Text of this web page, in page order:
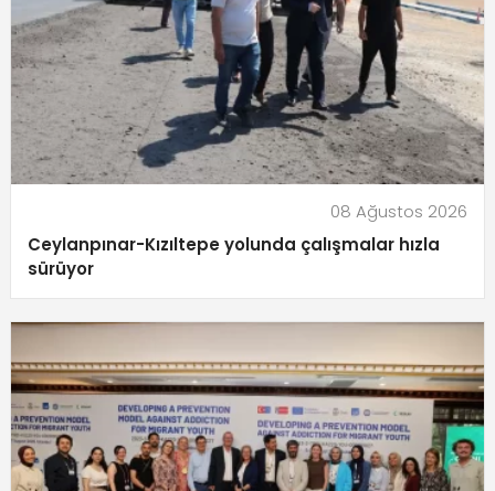
08 Ağustos 2026
Ceylanpınar-Kızıltepe yolunda çalışmalar hızla
sürüyor